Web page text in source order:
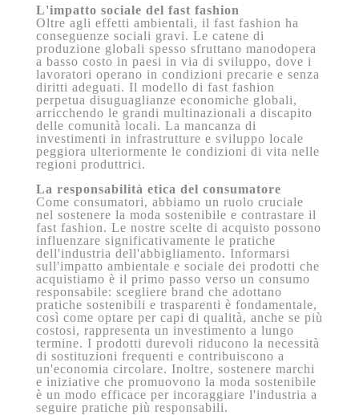
L'impatto sociale del fast fashion
Oltre agli effetti ambientali, il fast fashion ha
conseguenze sociali gravi. Le catene di
produzione globali spesso sfruttano manodopera
a basso costo in paesi in via di sviluppo, dove i
lavoratori operano in condizioni precarie e senza
diritti adeguati. Il modello di fast fashion
perpetua disuguaglianze economiche globali,
arricchendo le grandi multinazionali a discapito
delle comunità locali. La mancanza di
investimenti in infrastrutture e sviluppo locale
peggiora ulteriormente le condizioni di vita nelle
regioni produttrici.
La responsabilità etica del consumatore
Come consumatori, abbiamo un ruolo cruciale
nel sostenere la moda sostenibile e contrastare il
fast fashion. Le nostre scelte di acquisto possono
influenzare significativamente le pratiche
dell'industria dell'abbigliamento. Informarsi
sull'impatto ambientale e sociale dei prodotti che
acquistiamo è il primo passo verso un consumo
responsabile: scegliere brand che adottano
pratiche sostenibili e trasparenti è fondamentale,
così come optare per capi di qualità, anche se più
costosi, rappresenta un investimento a lungo
termine. I prodotti durevoli riducono la necessità
di sostituzioni frequenti e contribuiscono a
un'economia circolare. Inoltre, sostenere marchi
e iniziative che promuovono la moda sostenibile
è un modo efficace per incoraggiare l'industria a
seguire pratiche più responsabili.